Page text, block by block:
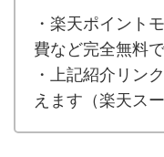
・楽天ポイント
費など完全無料
・上記紹介リン
えます（楽天ス